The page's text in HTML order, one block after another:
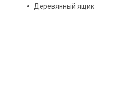
Деревянный ящик